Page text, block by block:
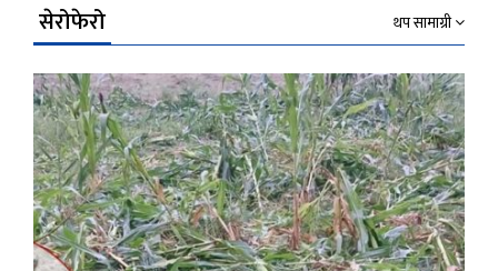
सेरोफेरो थप सामाग्री